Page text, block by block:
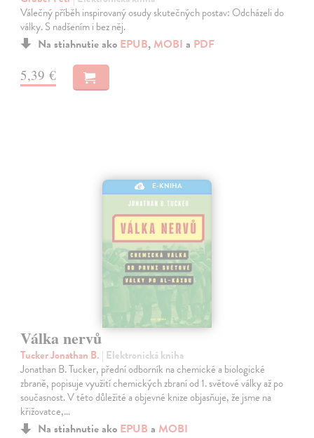
Válečný příběh inspirovaný osudy skutečných postav: Odcházeli do
války. S nadšením i bez něj.
Na stiahnutie ako EPUB, MOBI a PDF
5,39 €
E-KNIHA
Válka nervů
Tucker Jonathan B. | Elektronická kniha
Jonathan B. Tucker, přední odborník na chemické a biologické
zbraně, popisuje využití chemických zbraní od 1. světové války až po
současnost. V této důležité a objevné knize objasňuje, že jsme na
křižovatce,…
Na stiahnutie ako EPUB a MOBI